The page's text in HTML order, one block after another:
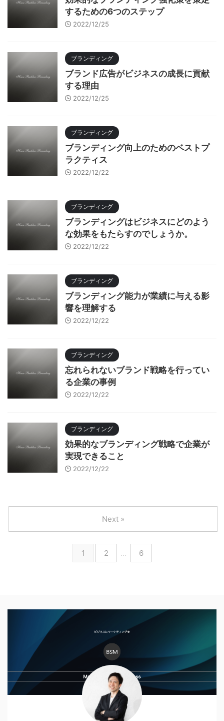
するための6つのステップ
2022/12/25
ブランディング
ブランド広告がビジネスの成長に貢献
する理由
2022/12/25
ブランディング
ブランディング向上のためのベストプ
ラクティス
2022/12/22
ブランディング
ブランディングはビジネスにどのよう
な効果をもたらすのでしょうか。
2022/12/22
ブランディング
ブランディング能力が業績に与える影
響を理解する
2022/12/22
ブランディング
忘れられないブランド戦略を行ってい
る企業の事例
2022/12/22
ブランディング
効果的なブランディング戦略で企業が
実現できること
2022/12/22
1 2 … 6
Next »